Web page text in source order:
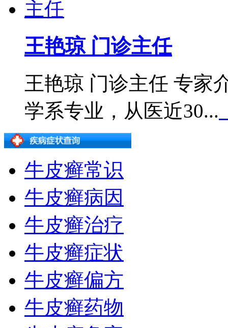
王艳琼 门诊主任
王艳琼 门诊主任 专家
学系专业，从医近30...
牛皮癣常识
牛皮癣病因
牛皮癣治疗
牛皮癣症状
牛皮癣偏方
牛皮癣药物